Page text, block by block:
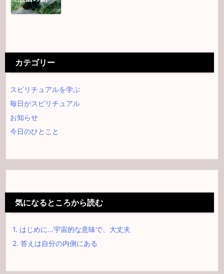
カテゴリー
スピリチュアルを学ぶ
毎日がスピリチュアル
お知らせ
今日のひとこと
気になるところから読む
1. はじめに…宇宙的な意味で、大丈夫
2. 答えは自分の内側にある